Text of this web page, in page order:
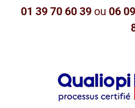
01 39 70 60 39ou 06